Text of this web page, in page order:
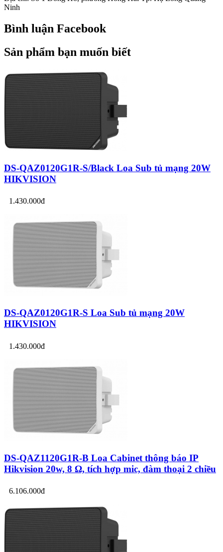
Ninh
Bình luận Facebook
Sản phẩm bạn muốn biết
DS-QAZ0120G1R-S/Black Loa Sub tủ mạng 20W
HIKVISION
1.430.000đ
DS-QAZ0120G1R-S Loa Sub tủ mạng 20W
HIKVISION
1.430.000đ
DS-QAZ1120G1R-B Loa Cabinet thông báo IP
Hikvision 20w, 8 Ω, tích hợp mic, đàm thoại 2 chiều
6.106.000đ